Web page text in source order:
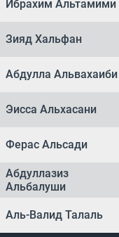
Ибрахим Альтамими
Зияд Хальфан
Абдулла Альвахаиби
Эисса Альхасани
Ферас Альсади
Абдуллазиз
Альбалуши
Аль-Валид Талаль